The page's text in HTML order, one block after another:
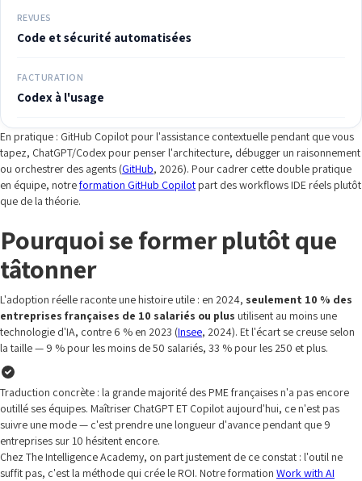
REVUES
Code et sécurité automatisées
FACTURATION
Codex à l'usage
En pratique : GitHub Copilot pour l'assistance contextuelle pendant que vous
tapez, ChatGPT/Codex pour penser l'architecture, débugger un raisonnement
ou orchestrer des agents (GitHub, 2026). Pour cadrer cette double pratique
en équipe, notreformation GitHub Copilot part des workflows IDE réels plutôt
que de la théorie.
Pourquoi se former plutôt que
tâtonner
L'adoption réelle raconte une histoire utile : en 2024, seulement 10 % des
entreprises françaises de 10 salariés ou plus utilisent au moins une
technologie d'IA, contre 6 % en 2023 (Insee, 2024). Et l'écart se creuse selon
la taille — 9 % pour les moins de 50 salariés, 33 % pour les 250 et plus.
Traduction concrète : la grande majorité des PME françaises n'a pas encore
outillé ses équipes. Maîtriser ChatGPT ET Copilot aujourd'hui, ce n'est pas
suivre une mode — c'est prendre une longueur d'avance pendant que 9
entreprises sur 10 hésitent encore.
Chez The Intelligence Academy, on part justement de ce constat : l'outil ne
suffit pas, c'est la méthode qui crée le ROI. Notre formation Work with AI